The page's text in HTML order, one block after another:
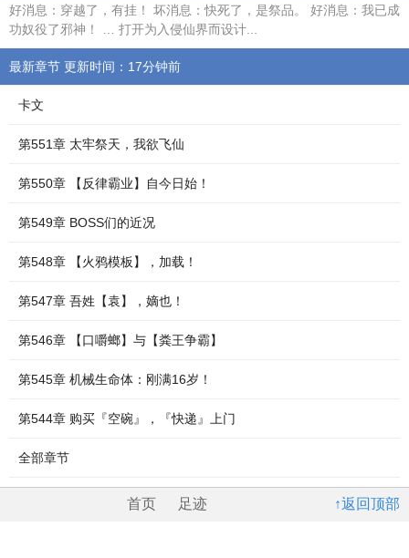
好消息：穿越了，有挂！ 坏消息：快死了，是祭品。 好消息：我已成
功奴役了邪神！ … 打开为入侵仙界而设计...
最新章节 更新时间：17分钟前
卡文
第551章 太牢祭天，我欲飞仙
第550章 【反律霸业】自今日始！
第549章 BOSS们的近况
第548章 【火鸦模板】，加载！
第547章 吾姓【袁】，嫡也！
第546章 【口嚼螂】与【粪王争霸】
第545章 机械生命体：刚满16岁！
第544章 购买『空碗』，『快递』上门
全部章节
↑返回顶部
首页 足迹